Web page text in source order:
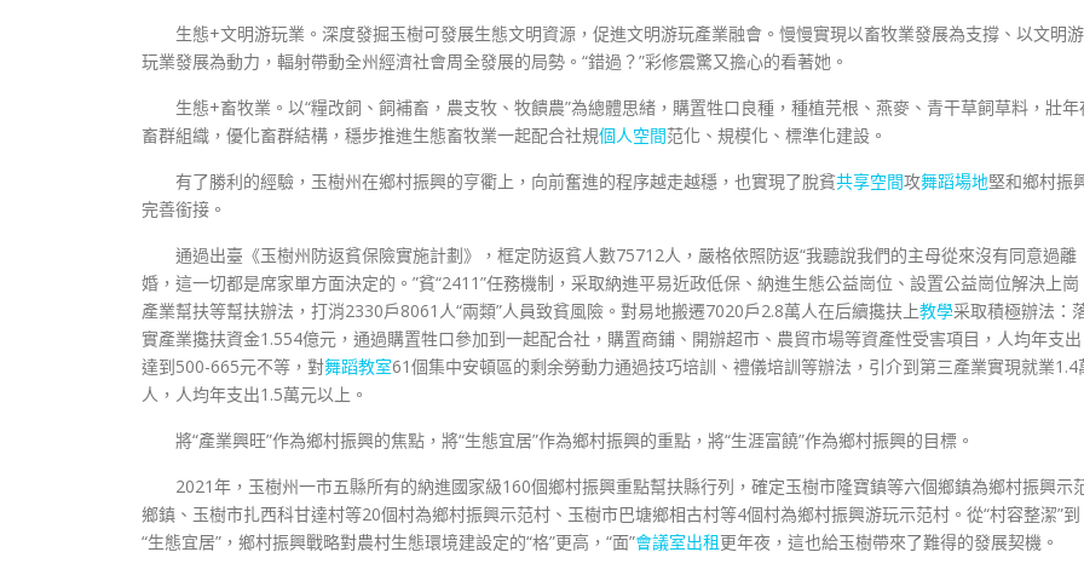
生態+文明游玩業。深度發掘玉樹可發展生態文明資源，促進文明游玩產業融會。慢慢實現以畜牧業發展為支撐、以文明游
玩業發展為動力，輻射帶動全州經濟社會周全發展的局勢。“錯過？”彩修震驚又擔心的看著她。
生態+畜牧業。以“糧改飼、飼補畜，農支牧、牧饋農”為總體思緒，購置牲口良種，種植芫根、燕麥、青干草飼草料，壯年
畜群組織，優化畜群結構，穩步推進生態畜牧業一起配合社規個人空間范化、規模化、標準化建設。
有了勝利的經驗，玉樹州在鄉村振興的亨衢上，向前奮進的程序越走越穩，也實現了脫貧共享空間攻舞蹈場地堅和鄉村振
完善銜接。
通過出臺《玉樹州防返貧保險實施計劃》，框定防返貧人數75712人，嚴格依照防返“我聽說我們的主母從來沒有同意過離
婚，這一切都是席家單方面決定的。”貧“2411”任務機制，采取納進平易近政低保、納進生態公益崗位、設置公益崗位解決上崗
產業幫扶等幫扶辦法，打消2330戶8061人“兩類”人員致貧風險。對易地搬遷7020戶2.8萬人在后續攙扶上教學采取積極辦法：
實產業攙扶資金1.554億元，通過購置牲口參加到一起配合社，購置商鋪、開辦超市、農貿市場等資產性受害項目，人均年支出
達到500-665元不等，對舞蹈教室61個集中安頓區的剩余勞動力通過技巧培訓、禮儀培訓等辦法，引介到第三產業實現就業1.4
人，人均年支出1.5萬元以上。
將“產業興旺”作為鄉村振興的焦點，將“生態宜居”作為鄉村振興的重點，將“生涯富饒”作為鄉村振興的目標。
2021年，玉樹州一市五縣所有的納進國家級160個鄉村振興重點幫扶縣行列，確定玉樹市隆寶鎮等六個鄉鎮為鄉村振興示
鄉鎮、玉樹市扎西科甘達村等20個村為鄉村振興示范村、玉樹市巴塘鄉相古村等4個村為鄉村振興游玩示范村。從“村容整潔”到
“生態宜居”，鄉村振興戰略對農村生態環境建設定的“格”更高，“面”會議室出租更年夜，這也給玉樹帶來了難得的發展契機。